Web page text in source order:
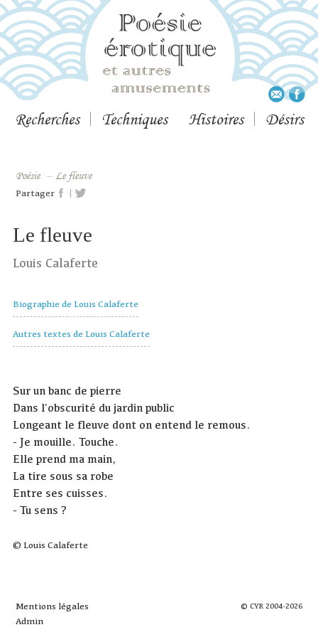
Recherches Techniques Histoires Désirs
Poésie – Le fleuve
Partager |
Le fleuve
Louis Calaferte
Biographie de Louis Calaferte
Autres textes de Louis Calaferte
Sur un banc de pierre
Dans l’obscurité du jardin public
Longeant le fleuve dont on entend le remous.
- Je mouille. Touche.
Elle prend ma main,
La tire sous sa robe
Entre ses cuisses.
- Tu sens ?
© Louis Calaferte
© CYR 2004-2026
Mentions légales
Admin